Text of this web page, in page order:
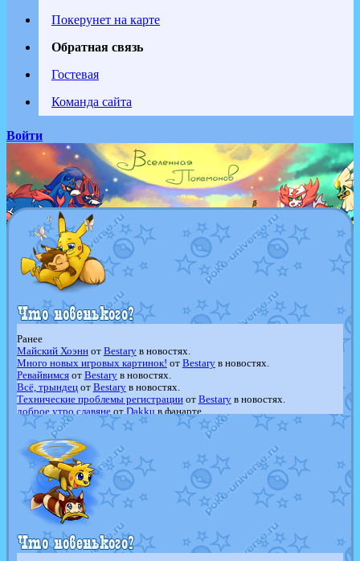
Покерунет на карте
Обратная связь
Гостевая
Команда сайта
Войти
Ранее
Майский Хоэннот Bestaryв новостях.
Много новых игровых картинок! от Bestaryв новостях.
Ревайвимсяот Bestaryв новостях.
Всё, трындецот Bestaryв новостях.
Технические проблемы регистрацииот Bestaryв новостях.
доброе утро славянеот Dakku в фанарте.
Йолда и Мимикью отMavisNyanCatв фанарте.
Недовольный котомангуст
в фанарте.
The Dark Wishmaker
отRandomon
шадоу спиритомб
отilovearceus
в фанарте.
траббишотilovearceusв фанарте.
Raging BoltотGraceDaFox
в фанарте.
Shadow mismagiusотJOK_julia
в фанарте.
художникотvicavicaв фанарте.